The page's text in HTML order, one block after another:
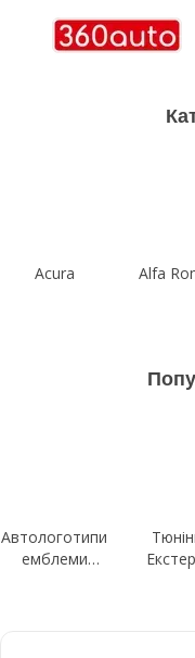
Acura Alfa
Автологотипи
емблеми